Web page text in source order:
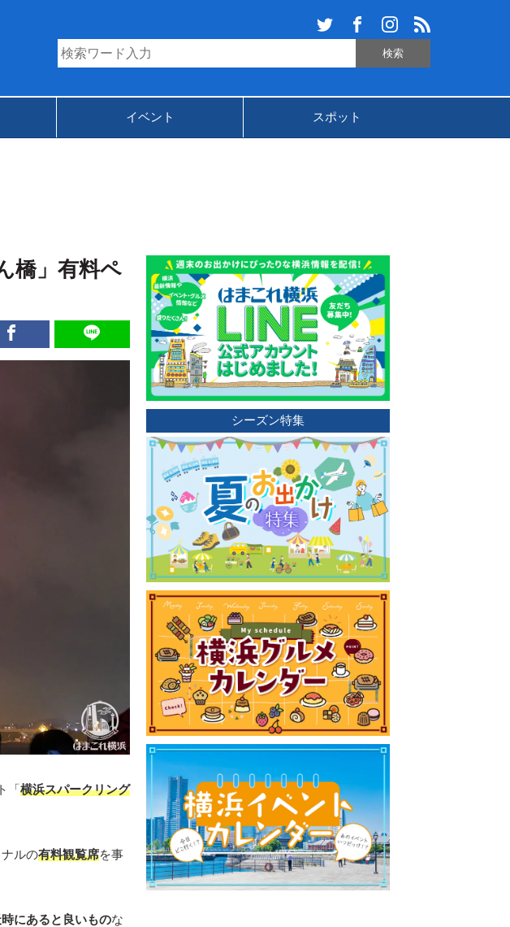
イベント スポット
橋」有料ペ
「横浜スパークリング
ルの有料観覧席を事
にあると良いものな
シーズン特集